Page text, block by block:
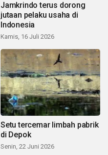
Jamkrindo terus dorong
jutaan pelaku usaha di
Indonesia
Kamis, 16 Juli 2026
Setu tercemar limbah pabrik
di Depok
Senin, 22 Juni 2026